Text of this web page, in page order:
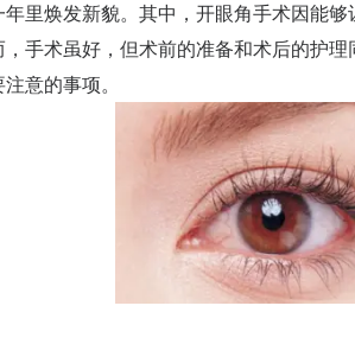
里焕发新貌。其中，开眼角手术因能
手术虽好，但术前的准备和术后的护
意的事项。